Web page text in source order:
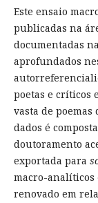
Este ensaio
publicadas na
documentadas
aprofundados
poetas e críticos
vasta de
dados é
doutoramento
exportada para
macro-analíticos
renovado em